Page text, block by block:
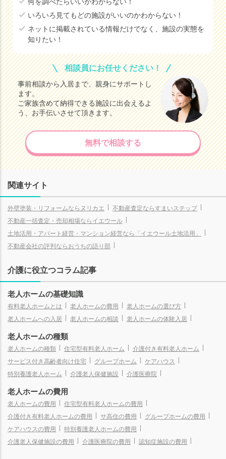
いろいろ見てもどの施設がいいのかわからない！
ネットに掲載されている情報だけでなく、施設の実態を
知りたい！
相談員にお任せください！
事前相談から入居まで、親身にサポートし
ます。
ご家族含めて納得できる施設に出会えるよ
う、お手伝いさせて頂きます。
無料で相談する
関連サイト
外壁塗装・リフォームならヌリカエ
不動産査定ならすまいステップ
不動産一括査定・売却相場ならイエウール
土地活用・アパート経営・マンション経営なら「イエウール土地活用」
不動産会社の評判ならおうちの語り部
介護に役立つコラム記事
老人ホームの基礎知識
有料老人ホームとは 老人ホームの費用
老人ホームの選び方
老人ホームへの入居
老人ホームの相談 老人ホームの体験入居
老人ホームの種類
老人ホームの種類 住宅型有料老人ホーム
介護付き有料老人ホーム
サービス付き高齢者向け住宅
グループホーム
ケアハウス
特別養護老人ホーム
介護老人保健施設 介護医療院
老人ホームの費用
老人ホームの費用
住宅型有料老人ホームの費用
介護付き有料老人ホームの費用
サ高住の費用
グループホームの費用
ケアハウスの費用
特別養護老人ホームの費用
介護老人保健施設の費用
介護医療院の費用 認知症施設の費用